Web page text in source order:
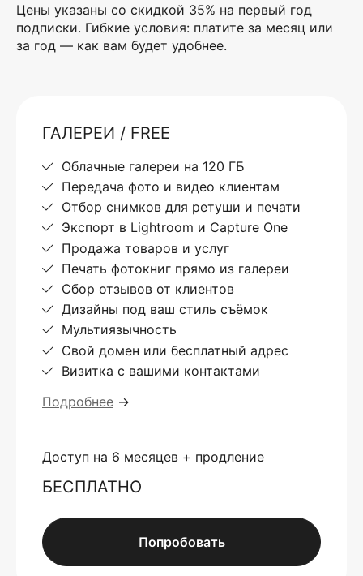
Цены указаны со скидкой 35% на первый год
подписки. Гибкие условия: платите за месяц или
за год — как вам будет удобнее.
ГАЛЕРЕИ / FREE
Облачные галереи на 120 ГБ
Передача фото и видео клиентам
Отбор снимков для ретуши и печати
Экспорт в Lightroom и Capture One
Продажа товаров и услуг
Печать фотокниг прямо из галереи
Сбор отзывов от клиентов
Дизайны под ваш стиль съёмок
Мультиязычность
Свой домен или бесплатный адрес
Визитка с вашими контактами
Подробнее →
Доступ на 6 месяцев + продление
БЕСПЛАТНО
Попробовать